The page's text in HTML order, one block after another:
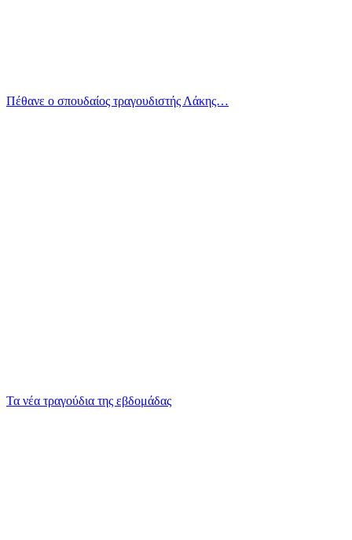
Πέθανε ο σπουδαίος τραγουδιστής Λάκης…
Τα νέα τραγούδια της εβδομάδας